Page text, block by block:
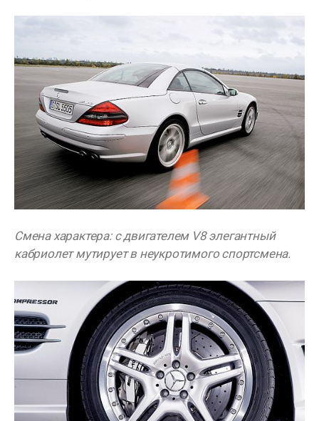
Смена характера: с двигателем V8 элегантный
кабриолет мутирует в неукротимого спортсмена.